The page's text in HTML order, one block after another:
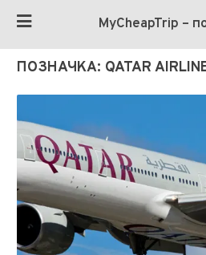
MyCheapTrip –
ПОЗНАЧКА: QATAR